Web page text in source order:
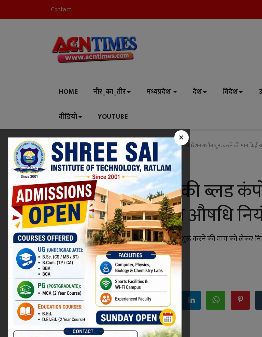
Contact
HOME नीर_का_तीर मध्यप्रदेश देश विदेश
वीडियो YOUTUBE
×
Home मध्यप्रदेश रतलाम खून से हस्ताक्षर कर की ब्लड कंपोनेंट सेपरेशन मशीन शुरू करने की मांग,
रतलाम
खून से हस्ताक्षर कर की ब्लड
करने की मांग, केंद्रीय औषधि
जिला अस्पताल स्थित ब्लड कंपोनेंट सेपरेशन मशीन शुरू करने की मांग को लेकर
पत्र लिखा है।
Niraj Kumar Shukla Dec 20, 2021 - 18:27
Facebook Twitter